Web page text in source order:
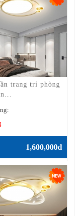
trang trí phòng
1,600,000đ